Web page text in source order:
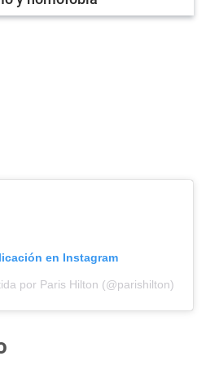
en Instagram
por Paris Hilton (@parishilton)